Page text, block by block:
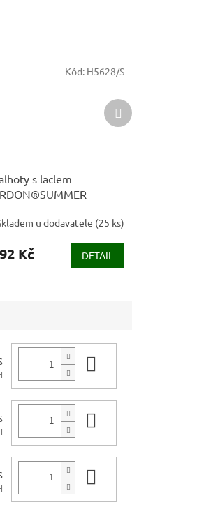
s laclem
u dodavatele (25 ks)
Kč DETAIL
Kód: H5628/S
Další
produkt